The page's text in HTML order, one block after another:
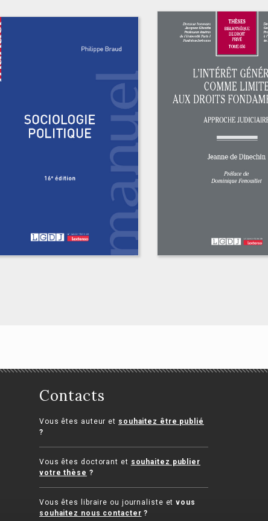
Sociologie politique
Philippe Braud
comme limite aux
Contacts
Vous êtes auteur et souhaitez être publié
?
Vous êtes doctorant et souhaitez publier
votre thèse ?
Vous êtes libraire ou journaliste etvous
souhaitez nous contacter ?